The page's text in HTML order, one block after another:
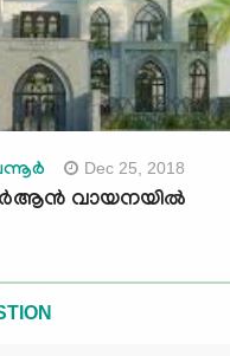
Dec 25, 2018
വായനയില്‍